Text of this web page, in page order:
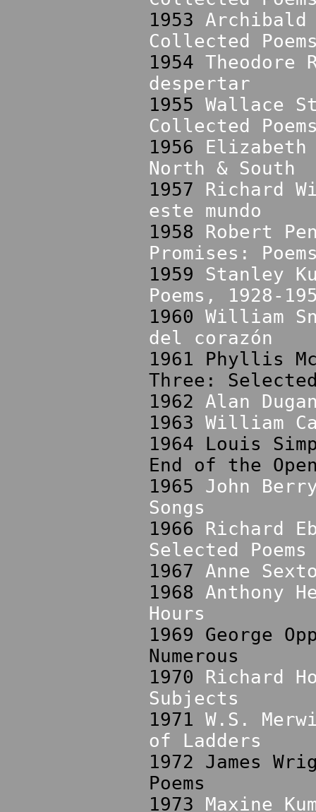
1953 Archibald
Collected
1954 Theodore
despertar
1955 Wallace
Collected
1956 Elizabeth
North & South
1957 Richard
este mundo
1958 Robert
Promises:
1959 Stanley
Poems, 1928-
1960 William
del corazón
1961 Phyllis
Three:
1962 Alan
1963 William
1964 Louis
End of the
1965 John
Songs
1966 Richard
Selected Poems
1967 Anne
1968 Anthony
Hours
1969 George
Numerous
1970 Richard
Subjects
1971 W.S.
of Ladders
1972 James
Poems
1973 Maxine